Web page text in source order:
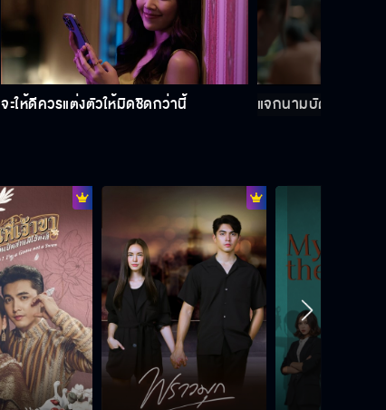
ชอบผู้ชายแบบนี้เหรอ
แชมป์
พ่อไอ้เต้มันรวยพนันมวยเยอะหรือไง
ซื้อที่เป็นล้าน
ตีระฆังก่อนได้ไง
จะให้ดีควรแต่งตัวให้มิดชิดกว่านี้ แจกนามบัตรอีกแล้ว